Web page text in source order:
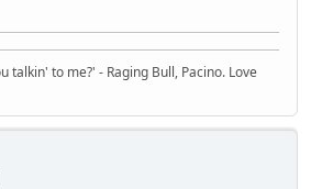
talkin' to me?' - Raging Bull, Pacino. Love